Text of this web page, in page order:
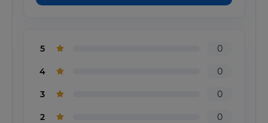
5 0
4 0
3 0
2 0